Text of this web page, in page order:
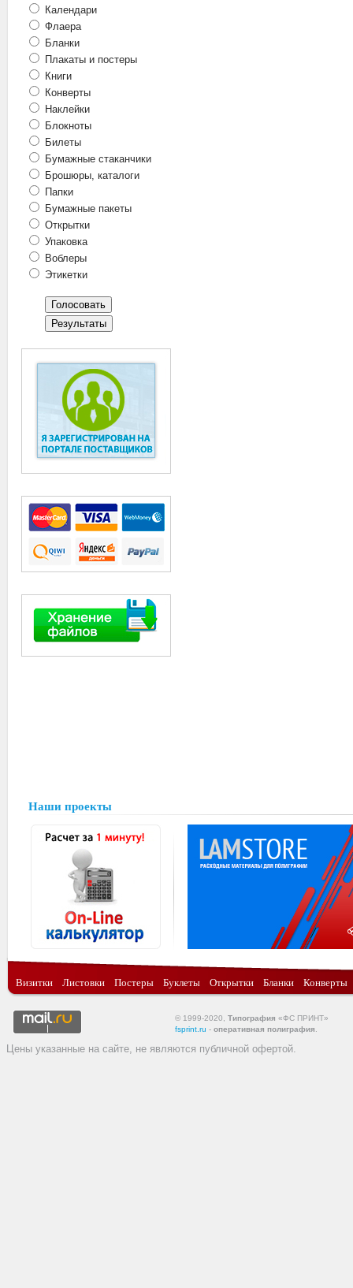
Календари
Флаера
Бланки
Плакаты и постеры
Книги
Конверты
Наклейки
Блокноты
Билеты
Бумажные стаканчики
Брошюры, каталоги
Папки
Бумажные пакеты
Открытки
Упаковка
Воблеры
Этикетки
Наши проекты
Визитки Листовки Постеры Буклеты Открытки Бланки Конверты
© 1999-2020, Типография «ФС ПРИНТ»
fsprint.ru - оперативная полиграфия
Цены указанные на сайте, не являются публичной офертой.